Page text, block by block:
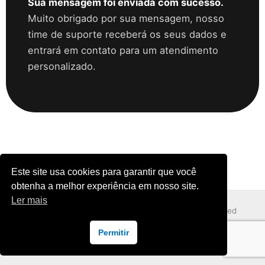
Sua mensagem foi enviada com sucesso.
Muito obrigado por sua mensagem, nosso
time de suporte receberá os seus dados e
entrará em contato para um atendimento
personalizado.
Copyright © 2026, Outliers Digital - All Rights Reserved
Este site usa cookies para garantir que você
obtenha a melhor experiência em nosso site.
Ler mais
Permitir